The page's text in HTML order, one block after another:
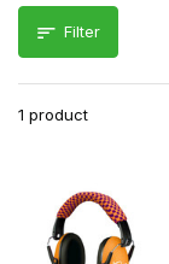
Filter
1 product